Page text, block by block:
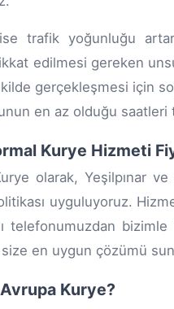
ise trafik yoğunluğu
edilmesi gereken
gerçekleşmesi için
en az olduğu saatleri
Kurye Hizmeti
olarak, Yeşilpınar
uyguluyoruz.
telefonumuzdan
en uygun çözümü
Kurye?